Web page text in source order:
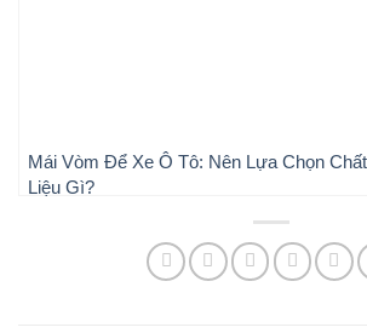
Mái Vòm Để Xe Ô Tô: Nên Lựa Chọn Chất
Liệu Gì?